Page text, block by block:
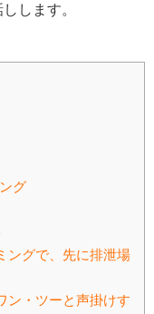
します。
グ
ングで、先に排泄場
ン・ツーと声掛けす